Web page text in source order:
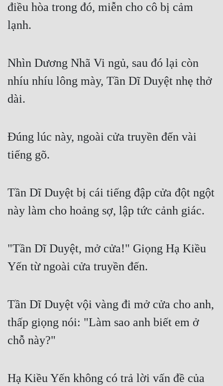
điều hòa trong đó, miễn cho cô bị cảm
lạnh.
Nhìn Dương Nhã Vi ngủ, sau đó lại còn
nhíu nhíu lông mày, Tần Dĩ Duyệt nhẹ thở
dài.
Đúng lúc này, ngoài cửa truyền đến vài
tiếng gõ.
Tần Dĩ Duyệt bị cái tiếng đập cửa đột ngột
này làm cho hoảng sợ, lập tức cảnh giác.
"Tần Dĩ Duyệt, mở cửa!" Giọng Hạ Kiều
Yến từ ngoài cửa truyền đến.
Tần Dĩ Duyệt vội vàng đi mở cửa cho anh,
thấp giọng nói: "Làm sao anh biết em ở
chỗ này?"
Hạ Kiều Yến không có trả lời vấn đề của